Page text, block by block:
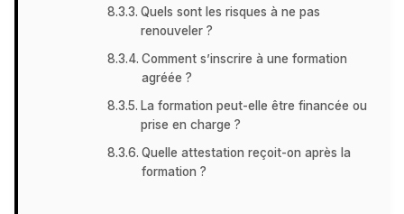
Quels sont les risques à ne pas
renouveler ?
Comment s’inscrire à une formation
agréée ?
La formation peut-elle être financée ou
prise en charge ?
Quelle attestation reçoit-on après la
formation ?